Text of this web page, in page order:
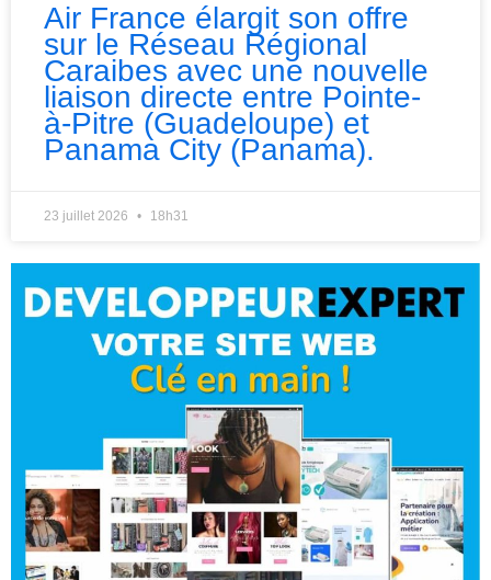
Air France élargit son offre
sur le Réseau Régional
Caraibes avec une nouvelle
liaison directe entre Pointe-
à-Pitre (Guadeloupe) et
Panama City (Panama).
23 juillet 2026 18h31